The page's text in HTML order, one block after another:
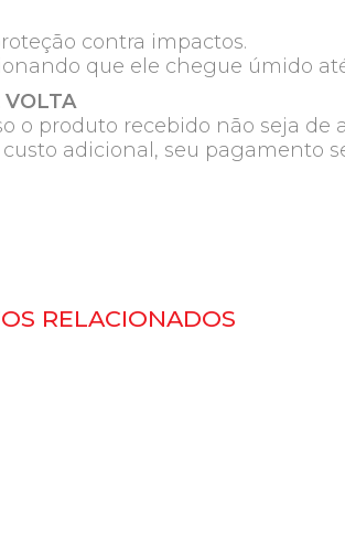
contra impactos.
que ele chegue úmido
VOLTA
o produto recebido não seja de
adicional, seu pagamento
RELACIONADOS